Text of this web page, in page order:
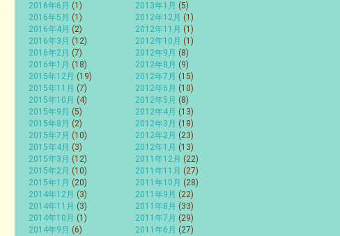
2016年6月 (1)
2016年5月 (1)
2016年4月 (2)
2016年3月 (12)
2016年2月 (7)
2016年1月 (18)
2015年12月 (19)
2015年11月 (7)
2015年10月 (4)
2015年9月 (5)
2015年8月 (2)
2015年7月 (10)
2015年4月 (3)
2015年3月 (12)
2015年2月 (10)
2015年1月 (20)
2014年12月 (3)
2014年11月 (3)
2014年10月 (1)
2014年9月 (6)
2013年1月 (5)
2012年12月 (1)
2012年11月 (1)
2012年10月 (1)
2012年9月 (8)
2012年8月 (9)
2012年7月 (15)
2012年6月 (10)
2012年5月 (8)
2012年4月 (13)
2012年3月 (18)
2012年2月 (23)
2012年1月 (13)
2011年12月 (22)
2011年11月 (27)
2011年10月 (28)
2011年9月 (22)
2011年8月 (33)
2011年7月 (29)
2011年6月 (27)